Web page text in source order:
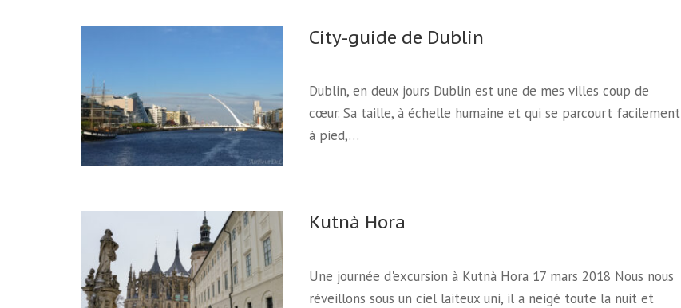
City-guide de Dublin
Dublin, en deux jours Dublin est une de mes villes coup de
cœur. Sa taille, à échelle humaine et qui se parcourt facilement
à pied,…
Kutnà Hora
Une journée d'excursion à Kutnà Hora 17 mars 2018 Nous nous
réveillons sous un ciel laiteux uni, il a neigé toute la nuit et